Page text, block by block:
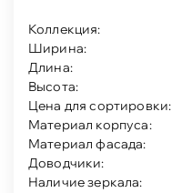
Коллекция:
Ширина:
Длина:
Высота:
Цена для сортировки:
Материал корпуса:
Материал фасада:
Доводчики:
Наличие зеркала: